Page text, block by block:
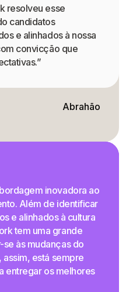
resolveu esse
candidatos
e alinhados à nossa
convicção que
Abrahão
inovadora ao
Além de identificar
e alinhados à cultura
tem uma grande
às mudanças do
está sempre
entregar os melhores